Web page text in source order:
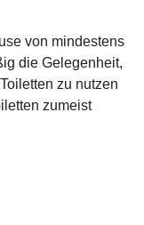
von mindestens
die Gelegenheit,
zu nutzen
zumeist